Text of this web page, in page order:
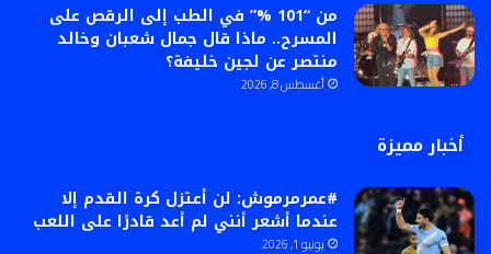
من “101 %” في الطب إلى الرقص على
المسرح.. ماذا قال جمال شعبان وخالد
منتصر عن لجين خليفة؟
أغسطس 8, 2026
أخبار مميزة
#عمرمرموش: لن أعتزل كرة القدم إلا
عندما أشعر أنني لم أعد قادرًا على اللعب
يونيو 1, 2026